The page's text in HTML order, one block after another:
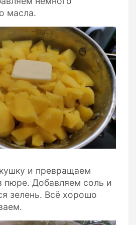
масла.
и превращаем
пюре. Добавляем соль и
зелень. Всё хорошо